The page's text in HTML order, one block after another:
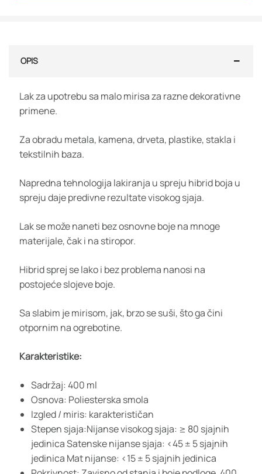
OPIS
Lak za upotrebu sa malo mirisa za razne dekorativne
primene.
Za obradu metala, kamena, drveta, plastike, stakla i
tekstilnih baza.
Napredna tehnologija lakiranja u spreju hibrid boja u
spreju daje predivne rezultate visokog sjaja.
Lak se može naneti bez osnovne boje na mnoge
materijale, čak i na stiropor.
Hibrid sprej se lako i bez problema nanosi na
postojeće slojeve boje.
Sa slabim je mirisom, jak, brzo se suši, što ga čini
otpornim na ogrebotine.
Karakteristike:
Sadržaj: 400 ml
Osnova: Poliesterska smola
Izgled / miris: karakterističan
Stepen sjaja:Nijanse visokog sjaja: ≥ 80 sjajnih
jedinica Satenske nijanse sjaja: <45 ± 5 sjajnih
jedinica Mat nijanse: <15 ± 5 sjajnih jedinica